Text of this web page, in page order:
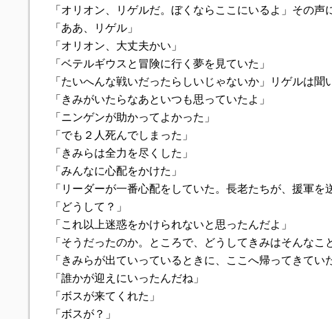
「オリオン、リゲルだ。ぼくならここにいるよ」その声
「ああ、リゲル」
「オリオン、大丈夫かい」
「ベテルギウスと冒険に行く夢を見ていた」
「たいへんな戦いだったらしいじゃないか」リゲルは聞
「きみがいたらなあといつも思っていたよ」
「ニンゲンが助かってよかった」
「でも２人死んでしまった」
「きみらは全力を尽くした」
「みんなに心配をかけた」
「リーダーが一番心配をしていた。長老たちが、援軍
「どうして？」
「これ以上迷惑をかけられないと思ったんだよ」
「そうだったのか。ところで、どうしてきみはそんなこ
「きみらが出ていっているときに、ここへ帰ってきてい
「誰かが迎えにいったんだね」
「ボスが来てくれた」
「ボスが？」